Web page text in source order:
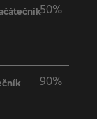
50%
90%